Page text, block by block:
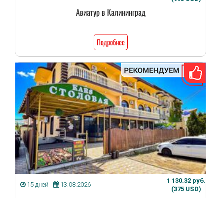
Авиатур в Калининград
Подробнее
15 дней 13.08.2026
1 130.32 руб.
(375 USD)